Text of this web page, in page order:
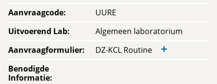
Aanvraagcode:
UURE
Uitvoerend Lab:
Algemeen laboratorium
Aanvraagformulier: DZ-KCL Routine +
Benodigde
Informatie: